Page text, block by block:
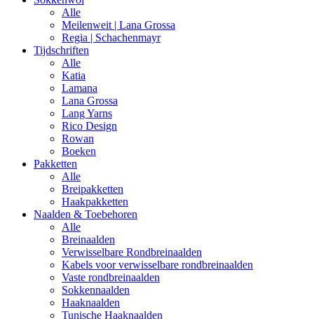
Alle
Meilenweit | Lana Grossa
Regia | Schachenmayr
Tijdschriften
Alle
Katia
Lamana
Lana Grossa
Lang Yarns
Rico Design
Rowan
Boeken
Pakketten
Alle
Breipakketten
Haakpakketten
Naalden & Toebehoren
Alle
Breinaalden
Verwisselbare Rondbreinaalden
Kabels voor verwisselbare rondbreinaalden
Vaste rondbreinaalden
Sokkennaalden
Haaknaalden
Tunische Haaknaalden